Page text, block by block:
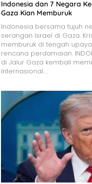
Indonesia dan 7 Negara
Gaza Kian Memburuk
Indonesia bersama tujuh
serangan Israel di Gaza.
memburuk di tengah
rencana perdamaian.
di Jalur Gaza kembali
internasional….